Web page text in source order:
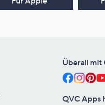
Überall mit
QVC Apps